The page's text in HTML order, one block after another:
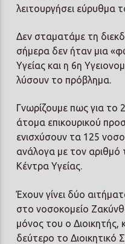
λειτουργήσει εύρυθμα
Δεν σταματάμε τη
σήμερα δεν ήταν μια
Υγείας και η 6η
λύσουν το πρόβλημα.
Γνωρίζουμε πως για
άτομα επικουρικού
ενισχύσουν τα 125
ανάλογα με τον αριθμό
Κέντρα Υγείας.
Έχουν γίνει δύο
στο νοσοκομείο
μόνος του ο Διοικητής,
δεύτερο το Διοικητικό